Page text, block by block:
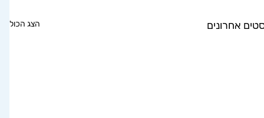
אחרונים הצג הכול